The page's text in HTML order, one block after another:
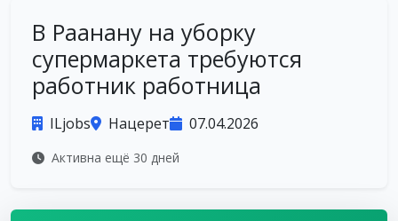
В Раанану на уборку
супермаркета требуются
работник работница
ILjobs Нацерет 07.04.2026
Активна ещё 30 дней